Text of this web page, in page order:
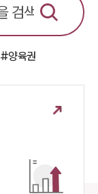
#양육권